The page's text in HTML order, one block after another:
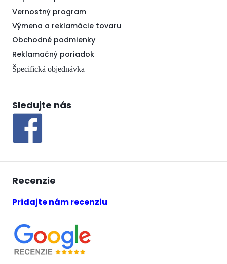
Vernostný program
Výmena a reklamácie tovaru
Obchodné podmienky
Reklamačný poriadok
Špecifická objednávka
Sledujte nás
Recenzie
Pridajte nám recenziu